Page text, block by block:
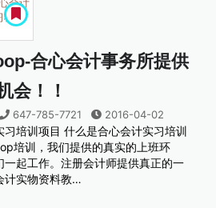
合心会计事务所提供
会！！
647-785-7721 2016-04-02
培训项目 什么是合心会计实习培训
培训，我们提供的真实的上班环
起工作。注册会计师提供真正的一
计实物资料教…